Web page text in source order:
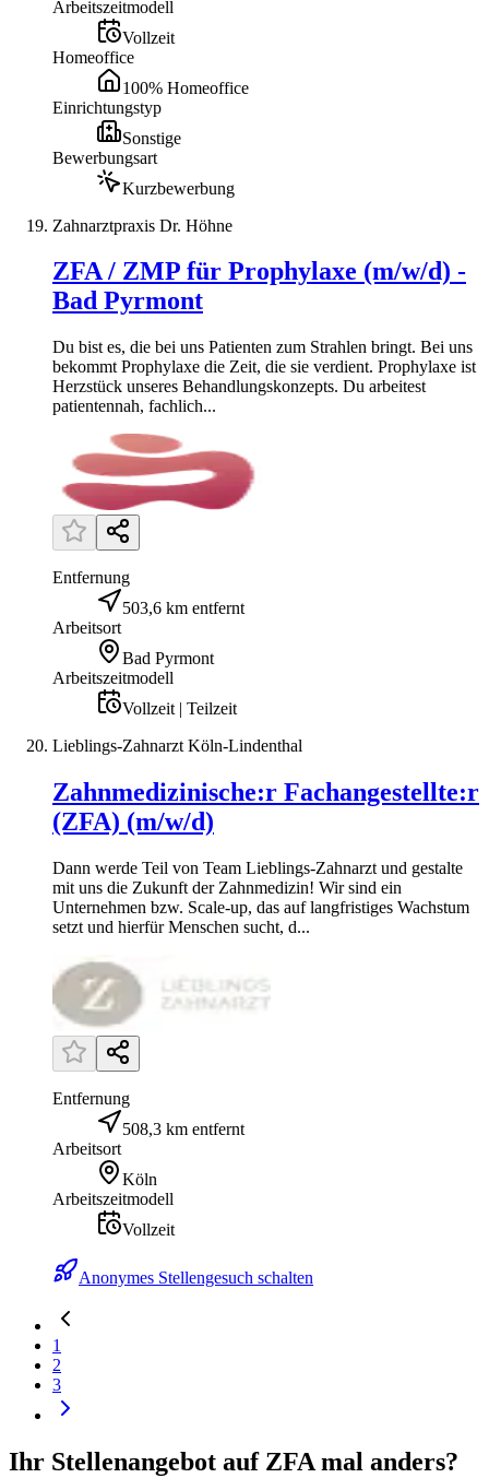
Arbeitszeitmodell
Vollzeit
Homeoffice
100% Homeoffice
Einrichtungstyp
Sonstige
Bewerbungsart
Kurzbewerbung
Zahnarztpraxis Dr. Höhne
ZFA / ZMP für Prophylaxe (m/w/d) -
Bad Pyrmont
Du bist es, die bei uns Patienten zum Strahlen bringt. Bei uns
bekommt Prophylaxe die Zeit, die sie verdient. Prophylaxe ist
Herzstück unseres Behandlungskonzepts. Du arbeitest
patientennah, fachlich...
Entfernung
503,6 km entfernt
Arbeitsort
Bad Pyrmont
Arbeitszeitmodell
Vollzeit | Teilzeit
Lieblings-Zahnarzt Köln-Lindenthal
Zahnmedizinische:r Fachangestellte:r
(ZFA) (m/w/d)
Dann werde Teil von Team Lieblings-Zahnarzt und gestalte
mit uns die Zukunft der Zahnmedizin! Wir sind ein
Unternehmen bzw. Scale-up, das auf langfristiges Wachstum
setzt und hierfür Menschen sucht, d...
Entfernung
508,3 km entfernt
Arbeitsort
Köln
Arbeitszeitmodell
Vollzeit
Anonymes Stellengesuch schalten
1
2
3
Ihr Stellenangebot auf ZFA mal anders?